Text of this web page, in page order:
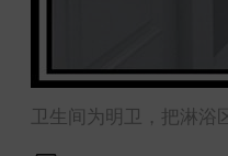
卫生间为明卫，把淋浴